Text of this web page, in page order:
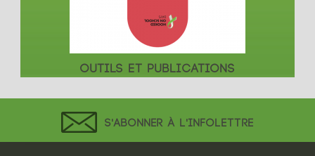
OUTILS ET PUBLICATIONS
S'ABONNER À L'INFOLETTRE